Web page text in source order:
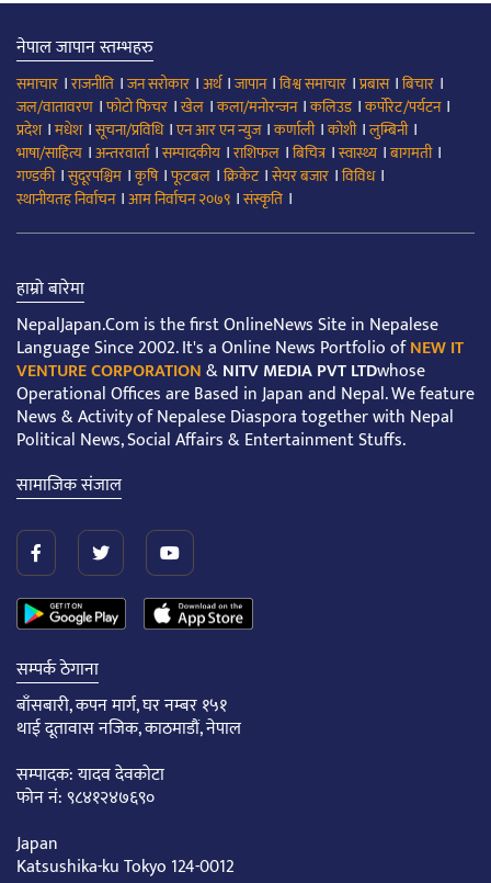
नेपाल जापान स्तम्भहरु
समाचार ।राजनीति ।जन सरोकार ।अर्थ।जापान।विश्व समाचार ।प्रबास।बिचार ।
जल/वातावरण ।फोटो फिचर ।खेल ।कला/मनोरन्जन।कलिउड।कर्पोरेट/पर्यटन।
प्रदेश।मधेश।सूचना/प्रविधि।एन आर एन न्युज।कर्णाली।कोशी।लुम्बिनी।
भाषा/साहित्य ।अन्तरवार्ता।सम्पादकीय ।राशिफल ।बिचित्र।स्वास्थ्य ।बागमती।
गण्डकी।सुदूरपश्चिम ।कृषि।फूटबल ।क्रिकेट।सेयर बजार ।विविध।
स्थानीयतह निर्वाचन।आम निर्वाचन २०७९ ।संस्कृति ।
हाम्रो बारेमा
NepalJapan.Com is the first OnlineNews Site in Nepalese
Language Since 2002. It's a Online News Portfolio ofNEW IT
VENTURE CORPORATION&NITV MEDIA PVT LTDwhose
Operational Offices are Based in Japan and Nepal. We feature
News & Activity of Nepalese Diaspora together with Nepal
Political News, Social Affairs & Entertainment Stuffs.
सामाजिक संजाल
सम्पर्क ठेगाना
बाँसबारी, कपन मार्ग, घर नम्बर १५१
थाई दूतावास नजिक, काठमाडौं, नेपाल
सम्पादक: यादव देवकोटा
फोन नं: ९८४१२४७६९०
Japan
Katsushika-ku Tokyo 124-0012